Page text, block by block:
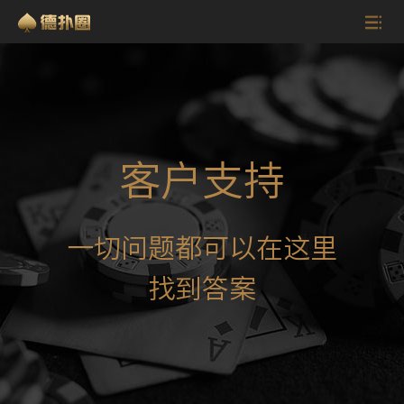
客户支持
一切问题都可以在这里
找到答案